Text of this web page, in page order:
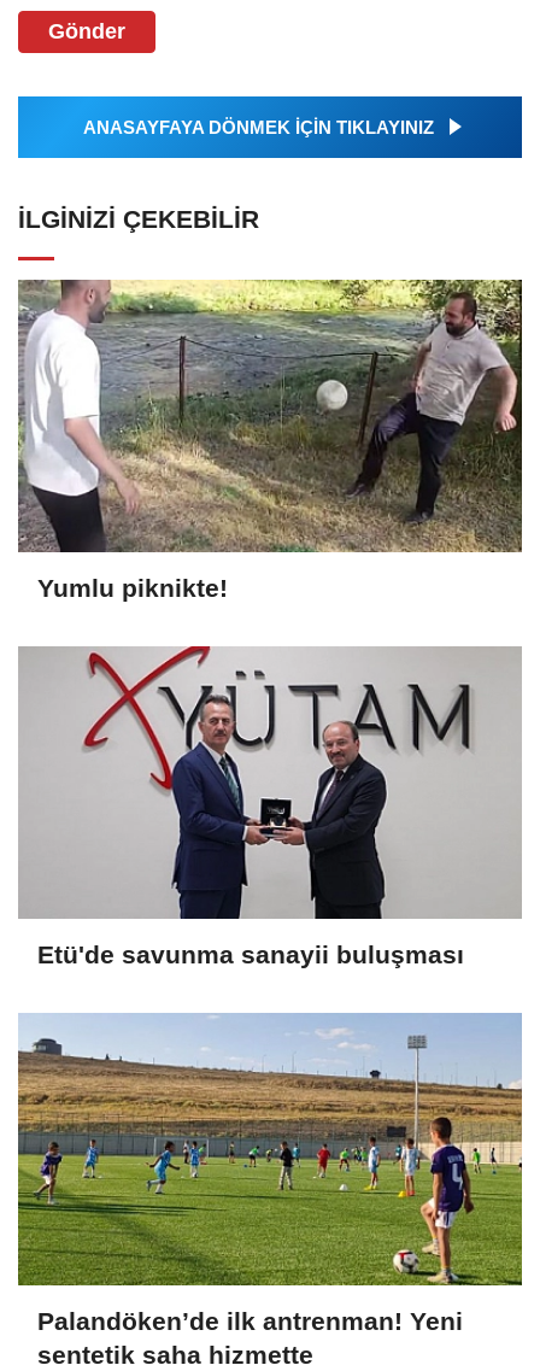
Gönder
ANASAYFAYA DÖNMEK İÇİN TIKLAYINIZ
İLGINIZI ÇEKEBILIR
Yumlu piknikte!
Etü'de savunma sanayii buluşması
Palandöken’de ilk antrenman! Yeni
sentetik saha hizmette